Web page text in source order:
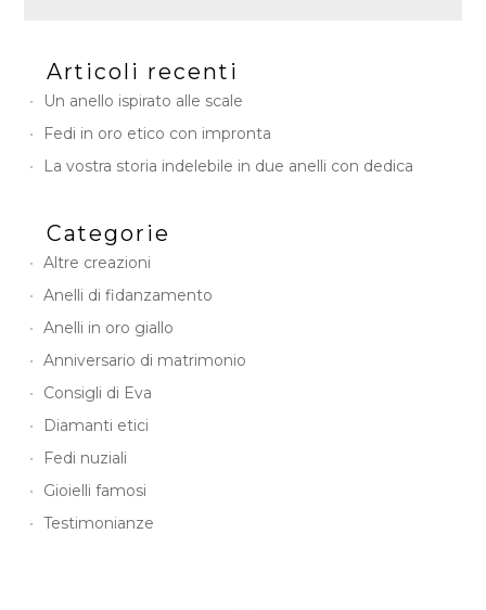
g
n
Articoli recenti
Un anello ispirato alle scale
Fedi in oro etico con impronta
La vostra storia indelebile in due anelli con dedica
Categorie
Altre creazioni
Anelli di fidanzamento
Anelli in oro giallo
Anniversario di matrimonio
Consigli di Eva
Diamanti etici
Fedi nuziali
Gioielli famosi
Testimonianze